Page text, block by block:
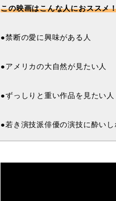
この映画はこんな人におススメ
●禁断の愛に興味がある人
●アメリカの大自然が見たい人
●ずっしりと重い作品を見たい人
●若き演技派俳優の演技に酔いし